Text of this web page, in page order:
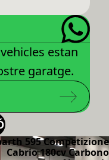
estan
garatge.
595 Competizione
Cabrio 180cv Carbono